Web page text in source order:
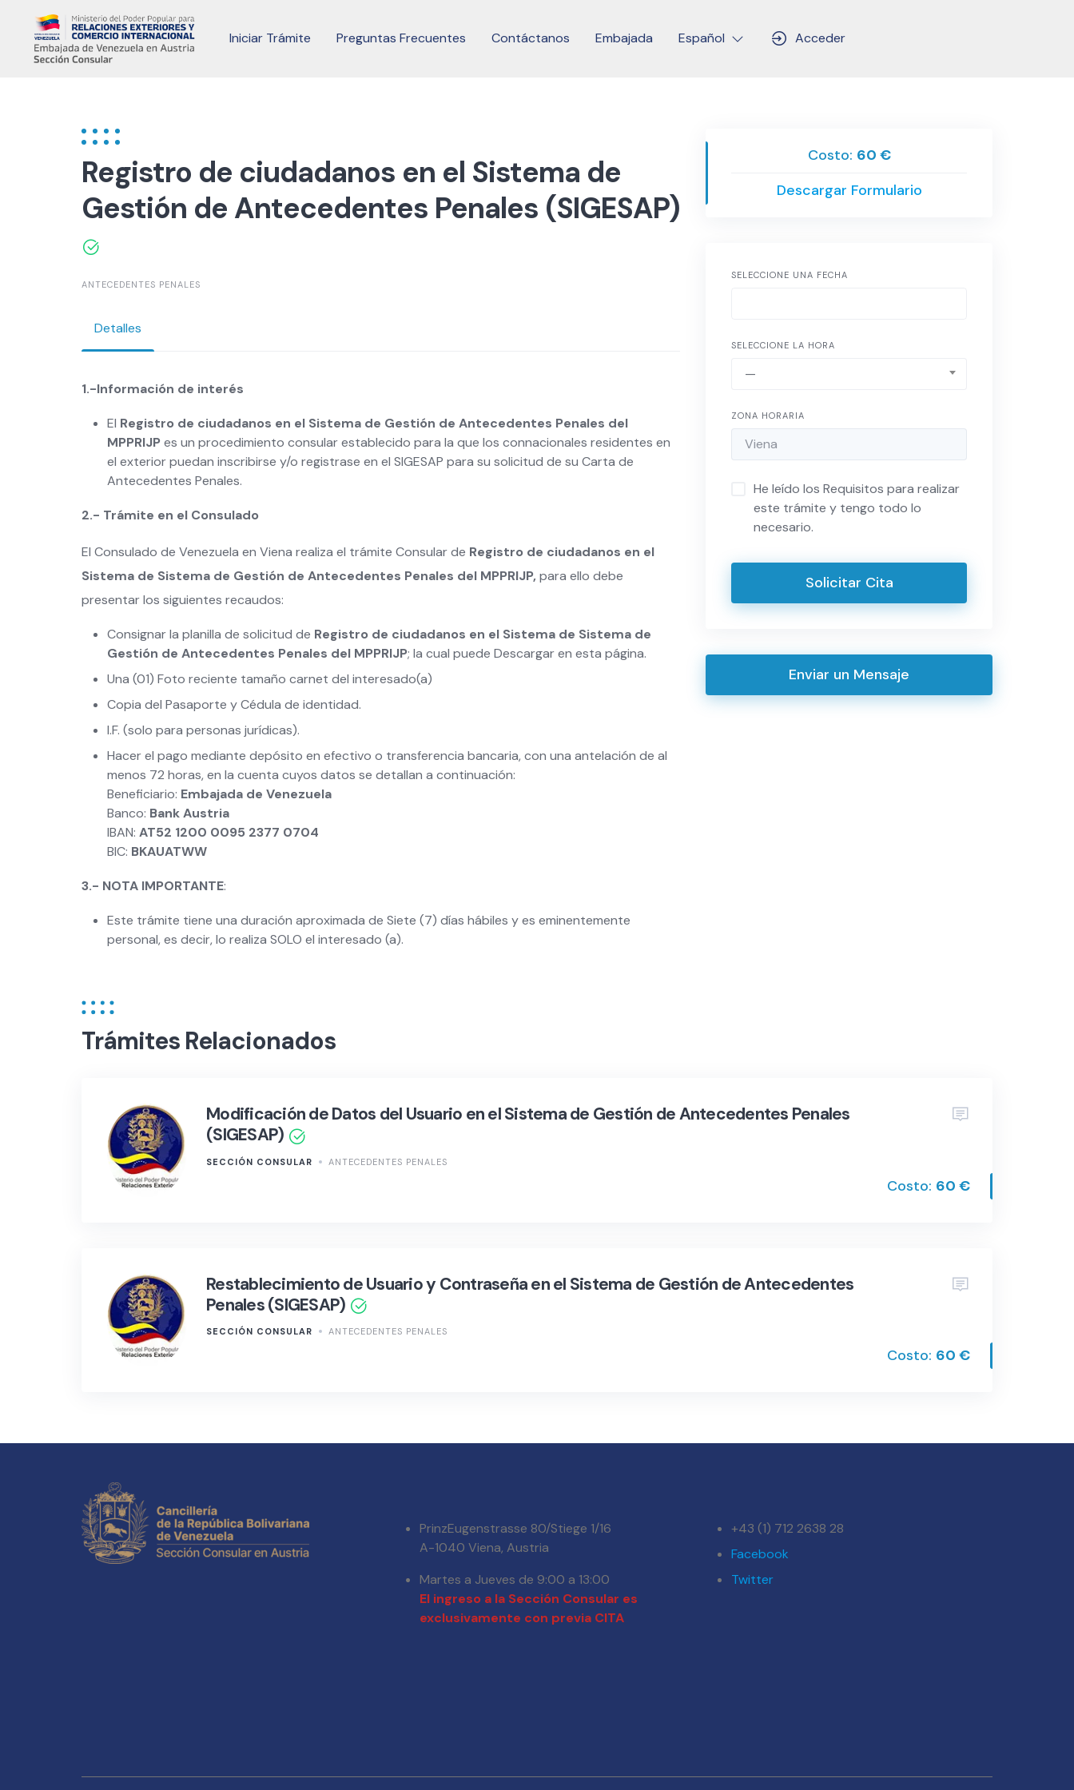
content
Iniciar Trámite Preguntas Frecuentes Contáctanos Embajada Español Acceder
Registro de ciudadanos en el Sistema de
Gestión de Antecedentes Penales (SIGESAP)
ANTECEDENTES PENALES
Detalles
1.-Información de interés
El Registro de ciudadanos en el Sistema de Gestión de Antecedentes Penales del
MPPRIJPes un procedimiento consular establecido para la que los connacionales residentes en
el exterior puedan inscribirse y/o registrase en el SIGESAP para su solicitud de su Carta de
Antecedentes Penales.
2.- Trámite en el Consulado
El Consulado de Venezuela en Viena realiza el trámite Consular de Registro de ciudadanos en el
Sistema de Sistema de Gestión de Antecedentes Penales del MPPRIJP,para ello debe
presentar los siguientes recaudos:
Consignar la planilla de solicitud de Registro de ciudadanos en el Sistema de Sistema de
Gestión de Antecedentes Penales del MPPRIJP; la cual puede Descargar en esta página.
Una (01) Foto reciente tamaño carnet del interesado(a)
Copia del Pasaporte y Cédula de identidad.
I.F. (solo para personas jurídicas).
Hacer el pago mediante depósito en efectivo o transferencia bancaria, con una antelación de al
menos 72 horas, en la cuenta cuyos datos se detallan a continuación:
Beneficiario: Embajada de Venezuela
Banco: Bank Austria
IBAN: AT52 1200 0095 2377 0704
BIC: BKAUATWW
3.- NOTA IMPORTANTE:
Este trámite tiene una duración aproximada de Siete (7) días hábiles y es eminentemente
personal, es decir, lo realiza SOLO el interesado (a).
Costo: 60 €
Descargar Formulario
SELECCIONE UNA FECHA
SELECCIONE LA HORA
—
ZONA HORARIA
He leído los Requisitos para realizar
este trámite y tengo todo lo
necesario.
Solicitar Cita
Enviar un Mensaje
Trámites Relacionados
Modificación de Datos del Usuario en el Sistema de Gestión de Antecedentes Penales
(SIGESAP)
SECCIÓN CONSULAR ANTECEDENTES PENALES
Costo: 60 €
Restablecimiento de Usuario y Contraseña en el Sistema de Gestión de Antecedentes
Penales (SIGESAP)
SECCIÓN CONSULAR ANTECEDENTES PENALES
Costo: 60 €
PrinzEugenstrasse 80/Stiege 1/16
A-1040 Viena, Austria
Martes a Jueves de 9:00 a 13:00
El ingreso a la Sección Consular es
exclusivamente con previa CITA
+43 (1) 712 2638 28
Facebook
Twitter